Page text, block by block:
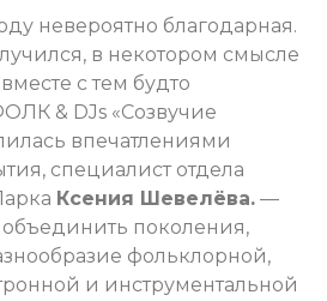
невероятно благодарная.
в некотором смысле
с тем будто
& DJs «Созвучие
впечатлениями
специалист отдела
Ксения Шевелёва. —
поколения,
фольклорной,
и инструментальной